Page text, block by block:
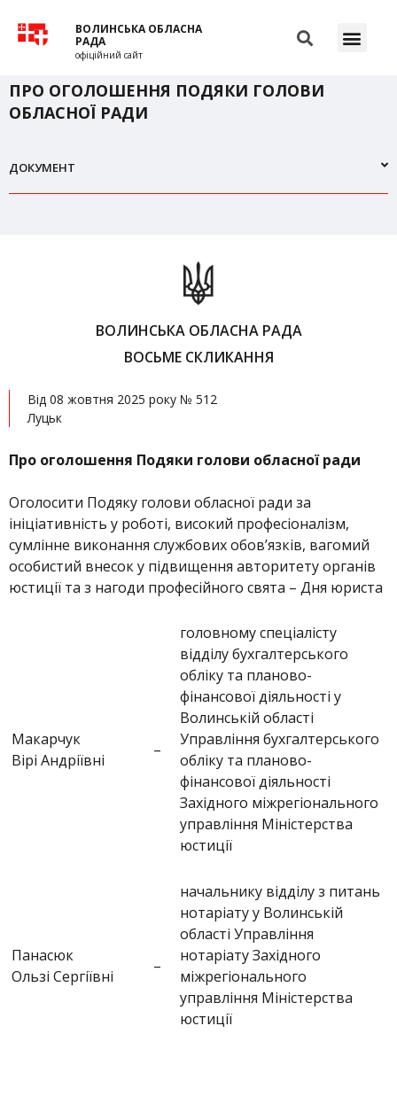
ВОЛИНСЬКА ОБЛАСНА
РАДА
офіційний сайт
ПРО ОГОЛОШЕННЯ ПОДЯКИ ГОЛОВИ
ОБЛАСНОЇ РАДИ
ДОКУМЕНТ
ВОЛИНСЬКА ОБЛАСНА РАДА
ВОСЬМЕ СКЛИКАННЯ
Від 08 жовтня 2025 року № 512
Луцьк
Про оголошення Подяки голови обласної ради
Оголосити Подяку голови обласної ради за
ініціативність у роботі, високий професіоналізм,
сумлінне виконання службових обов’язків, вагомий
особистий внесок у підвищення авторитету органів
юстиції та з нагоди професійного свята – Дня юриста
Макарчук
Вірі Андріївні
–
головному спеціалісту
відділу бухгалтерського
обліку та планово-
фінансової діяльності у
Волинській області
Управління бухгалтерського
обліку та планово-
фінансової діяльності
Західного міжрегіонального
управління Міністерства
юстиції
Панасюк
Ользі Сергіївні
–
начальнику відділу з питань
нотаріату у Волинській
області Управління
нотаріату Західного
міжрегіонального
управління Міністерства
юстиції